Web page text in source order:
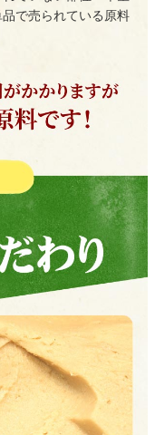
品で売られている原料